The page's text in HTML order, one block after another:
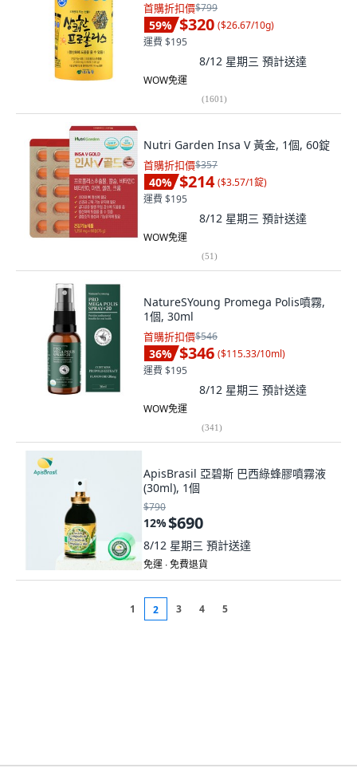
首購折扣價$799
59% $320 ($26.67/10g)
運費 $195
8/12 星期三 預計送達
WOW免運
(1601)
Nutri Garden Insa V 黃金, 1個, 60錠
首購折扣價$357
40% $214 ($3.57/1錠)
運費 $195
8/12 星期三 預計送達
WOW免運
(51)
NatureSYoung Promega Polis噴霧,
1個, 30ml
首購折扣價$546
36% $346 ($115.33/10ml)
運費 $195
8/12 星期三 預計送達
WOW免運
(341)
ApisBrasil 亞碧斯 巴西綠蜂膠噴霧液
(30ml), 1個
$790
12%$690
8/12 星期三 預計送達
免運 ∙ 免費退貨
1 2 3 4 5